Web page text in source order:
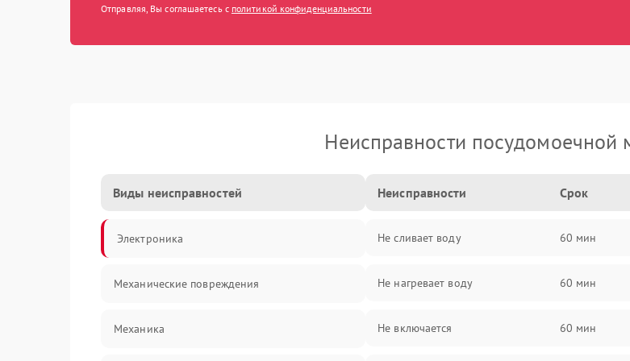
Отправляя, Вы соглашаетесь с политикой конфиденциальности
Неисправности
Виды неисправностей
Электроника
Механические повреждения
Механика
Неисправности Срок
Не сливает воду 60 мин
Не нагревает воду 60 мин
Не включается 60 мин